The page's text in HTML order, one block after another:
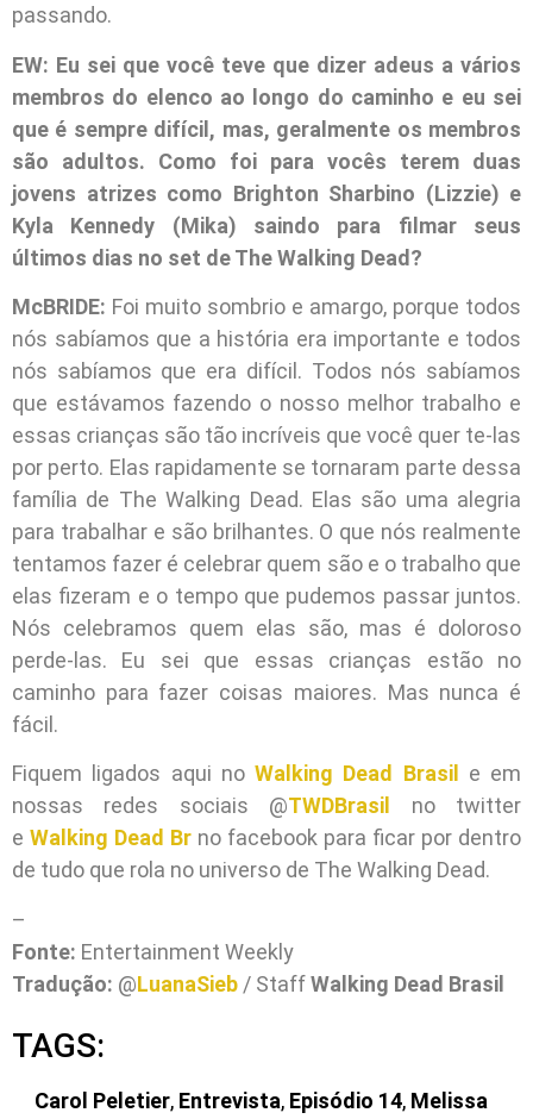
passando.
EW: Eu sei que você teve que dizer adeus a vários
membros do elenco ao longo do caminho e eu sei
que é sempre difícil, mas, geralmente os membros
são adultos. Como foi para vocês terem duas
jovens atrizes como Brighton Sharbino (Lizzie) e
Kyla Kennedy (Mika) saindo para filmar seus
últimos dias no set de The Walking Dead?
McBRIDE: Foi muito sombrio e amargo, porque todos
nós sabíamos que a história era importante e todos
nós sabíamos que era difícil. Todos nós sabíamos
que estávamos fazendo o nosso melhor trabalho e
essas crianças são tão incríveis que você quer te-las
por perto. Elas rapidamente se tornaram parte dessa
família de The Walking Dead. Elas são uma alegria
para trabalhar e são brilhantes. O que nós realmente
tentamos fazer é celebrar quem são e o trabalho que
elas fizeram e o tempo que pudemos passar juntos.
Nós celebramos quem elas são, mas é doloroso
perde-las. Eu sei que essas crianças estão no
caminho para fazer coisas maiores. Mas nunca é
fácil.
Fiquem ligados aqui no Walking Dead Brasil
e em
nossas redes sociais @TWDBrasil
no twitter
e Walking Dead Br no facebook para ficar por dentro
de tudo que rola no universo de The Walking Dead.
–
Fonte: Entertainment Weekly
Tradução: @LuanaSieb / StaffWalking Dead Brasil
TAGS:
Carol Peletier, Entrevista, Episódio 14, Melissa